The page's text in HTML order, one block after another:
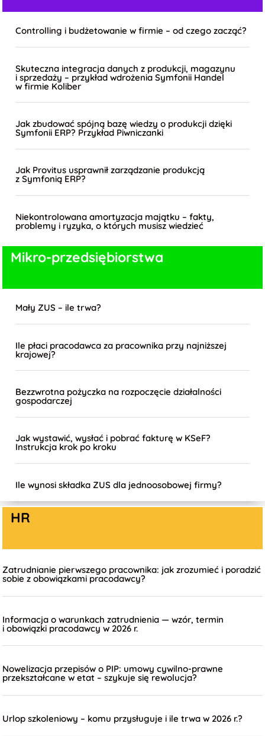
Controlling i budżetowanie w firmie – od czego zacząć?
Skuteczna integracja danych z produkcji, magazynu
i sprzedaży – przykład wdrożenia Symfonii Handel
w firmie Koliber
Jak zbudować spójną bazę wiedzy o produkcji dzięki
Symfonii ERP? Przykład Piwniczanki
Jak Provitus usprawnił zarządzanie produkcją
z Symfonią ERP?
Niekontrolowana amortyzacja majątku – fakty,
problemy i ryzyka, o których musisz wiedzieć
Mikro-przedsiębiorstwa
Mały ZUS – ile trwa?
Ile płaci pracodawca za pracownika przy najniższej
krajowej?
Bezzwrotna pożyczka na rozpoczęcie działalności
gospodarczej
Jak wystawić, wysłać i pobrać fakturę w KSeF?
Instrukcja krok po kroku
Ile wynosi składka ZUS dla jednoosobowej firmy?
HR
Zatrudnianie pierwszego pracownika: jak zrozumieć i poradzić
sobie z obowiązkami pracodawcy?
Informacja o warunkach zatrudnienia — wzór, termin
i obowiązki pracodawcy w 2026 r.
Nowelizacja przepisów o PIP: umowy cywilno-prawne
przekształcane w etat – szykuje się rewolucja?
Urlop szkoleniowy – komu przysługuje i ile trwa w 2026 r.?